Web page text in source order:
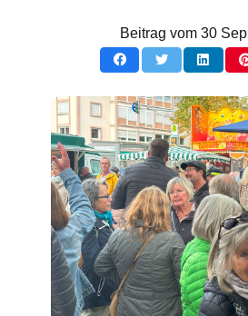
Beitrag vom 30